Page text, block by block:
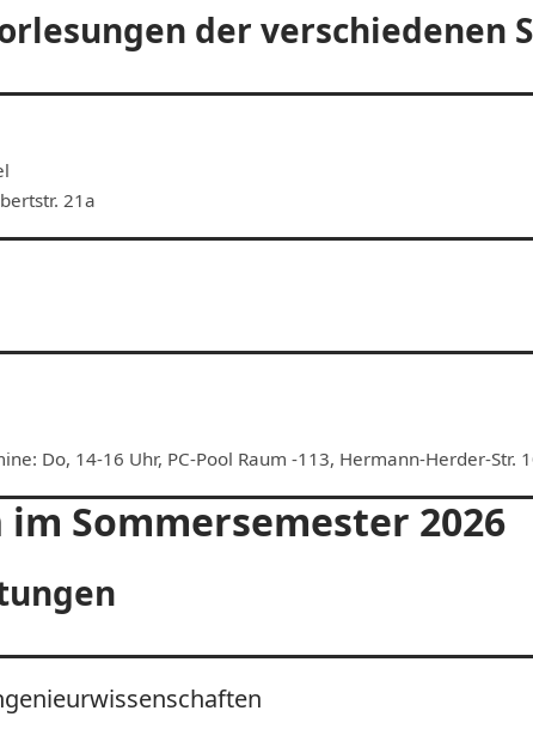
der verschiedenen
21a
Do, 14-16 Uhr, PC-Pool Raum -113, Hermann-Herder-Str.
Sommersemester 2026